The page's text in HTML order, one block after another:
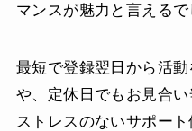
マンスが魅力と言えるで
最短で登録翌日から活
や、定休日でもお見合い
ストレスのないサポー